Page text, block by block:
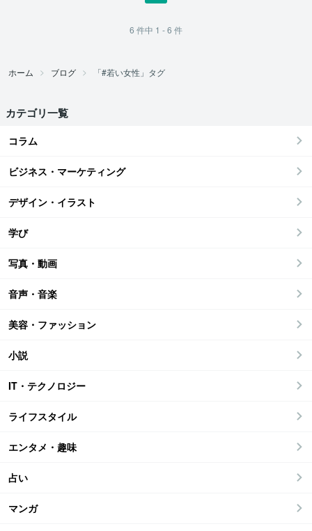
6 件中 1 - 6 件
ホーム ブログ 「#若い女性」タグ
カテゴリ一覧
コラム
ビジネス・マーケティング
デザイン・イラスト
学び
写真・動画
音声・音楽
美容・ファッション
小説
IT・テクノロジー
ライフスタイル
エンタメ・趣味
占い
マンガ